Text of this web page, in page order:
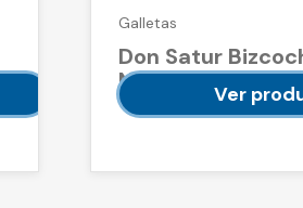
Galletas
Don Satur
Negrito 200 g